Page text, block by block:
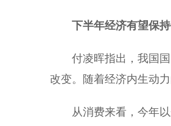
下半年经济有望保
付凌晖指出，我国国
改变。随着经济内生动
从消费来看，今年以